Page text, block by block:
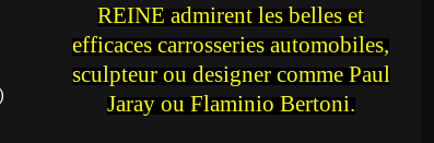
REINE admirent les belles et
efficaces carrosseries automobiles,
sculpteur ou designer comme Paul
Jaray ou Flaminio Bertoni.